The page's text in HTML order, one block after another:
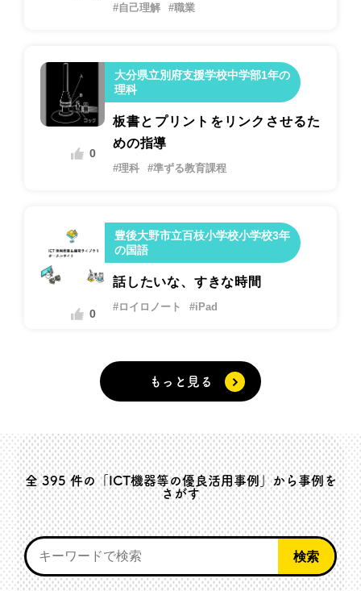
#自己理解 #職業
大分県立別府支援学校中学部1年の
理科
0
板書とプリントをリンクさせるた
めの指導
#理科 #準ずる教育課程
豊後大野市立百枝小学校小学校3年
の国語
0
話したいな、すきな時間
#ロイロノート #iPad
もっと見る
全395件の「ICT機器等の優良活用事例」から事例を
さがす